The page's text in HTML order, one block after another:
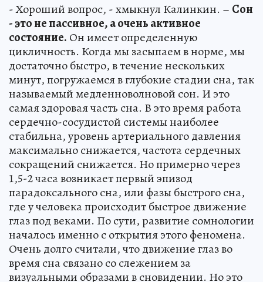
- Хороший вопрос, - хмыкнул Калинкин. – Сон
- это не пассивное, а очень активное
состояние. Он имеет определенную
цикличность. Когда мы засыпаем в норме, мы
достаточно быстро, в течение нескольких
минут, погружаемся в глубокие стадии сна, так
называемый медленноволновой сон. И это
самая здоровая часть сна. В это время работа
сердечно-сосудистой системы наиболее
стабильна, уровень артериального давления
максимально снижается, частота сердечных
сокращений снижается. Но примерно через
1,5-2 часа возникает первый эпизод
парадоксального сна, или фазы быстрого сна,
где у человека происходит быстрое движение
глаз под веками. По сути, развитие сомнологии
началось именно с открытия этого феномена.
Очень долго считали, что движение глаз во
время сна связано со слежением за
визуальными образами в сновидении. Но это